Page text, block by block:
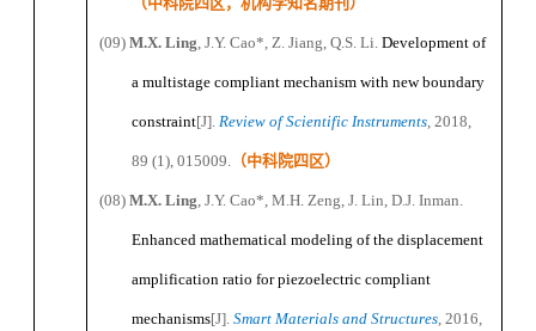
(09) M.X.Ling , J.Y. Cao* , Z. Jiang, Q.S. Li. Development of
a multistage compliant mechanism with new boundary
constraint[J] Review of Scientific Instruments , 2018,
89 (1), 015009. （中科院四区）
(08) M.X.Ling , J.Y. Cao* , M .H. Zeng, J. Lin, D. J. Inman.
Enhanced mathematical modeling of the displacement
amplification ratio for piezoelectric compliant
mechanisms[J] .Smart Materials and Structures , 2016,